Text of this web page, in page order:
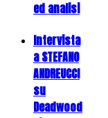
ed analisi
Intervista
a STEFANO
ANDREUCCI
su
Deadwood